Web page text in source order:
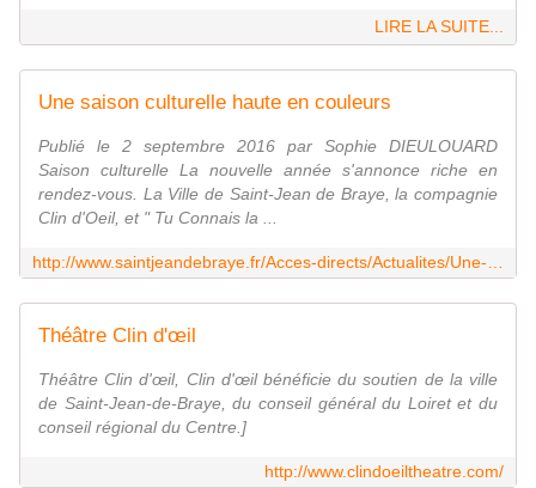
LIRE LA SUITE...
Une saison culturelle haute en couleurs
Publié le 2 septembre 2016 par Sophie DIEULOUARD
Saison culturelle La nouvelle année s'annonce riche en
rendez-vous. La Ville de Saint-Jean de Braye, la compagnie
Clin d'Oeil, et " Tu Connais la ...
Théâtre Clin d'œil
Théâtre Clin d'œil, Clin d'œil bénéficie du soutien de la ville
de Saint-Jean-de-Braye, du conseil général du Loiret et du
conseil régional du Centre.]
http://www.clindoeiltheatre.com/